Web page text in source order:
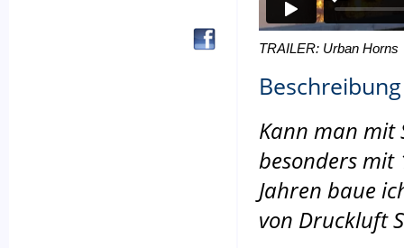
TRAILER: Urban Horns
Beschreibung
Kann man mit
besonders mit
Jahren baue
von Druckluft